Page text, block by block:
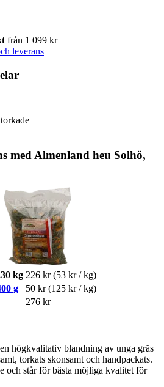
från 1 099 kr
leverans
med Almenland heu Solhö,
kg 226 kr (53 kr / kg)
g
50 kr (125 kr / kg)
276 kr
högkvalitativ blandning av unga gräs
torkats skonsamt och handpackats.
och står för bästa möjliga kvalitet för